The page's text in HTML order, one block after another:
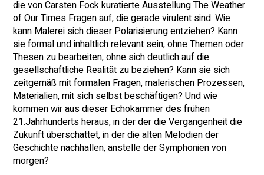
die von Carsten Fock kuratierte Ausstellung The Weather
of Our Times Fragen auf, die gerade virulent sind: Wie
kann Malerei sich dieser Polarisierung entziehen? Kann
sie formal und inhaltlich relevant sein, ohne Themen oder
Thesen zu bearbeiten, ohne sich deutlich auf die
gesellschaftliche Realität zu beziehen? Kann sie sich
zeitgemäß mit formalen Fragen, malerischen Prozessen,
Materialien, mit sich selbst beschäftigen? Und wie
kommen wir aus dieser Echokammer des frühen
21.Jahrhunderts heraus, in der der die Vergangenheit die
Zukunft überschattet, in der die alten Melodien der
Geschichte nachhallen, anstelle der Symphonien von
morgen?